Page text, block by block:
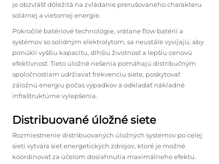
je obzvlášť dôležitá na zvládanie prerušovaného charakteru
solárnej a vietornej energie.
Pokročilé batériové technológie, vrátane flow batérií a
systémov so solidným elektrolytom, sa neustále vyvíjajú, aby
ponúkli vyššiu kapacitu, dlhšiu životnosť a lepšiu cenovú
efektívnosť. Tieto úložné riešenia pomáhajú distribučným
spoločnostiam udržiavať frekvenciu siete, poskytovať
záložnú energiu počas výpadkov a odkladať nákladné
infraštruktúrne vylepšenia.
Distribuované úložné siete
Rozmiestnenie distribuovaných úložných systémov po celej
sieti vytvára sieť energetických zdrojov, ktoré je možné
koordinovať za účelom dosiahnutia maximálneho efektu.